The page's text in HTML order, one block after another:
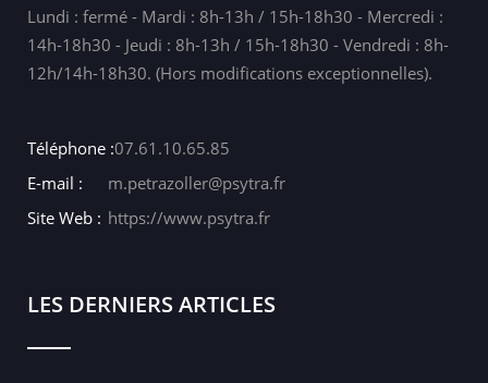
Lundi : fermé - Mardi : 8h-13h / 15h-18h30 - Mercredi :
14h-18h30 - Jeudi : 8h-13h / 15h-18h30 - Vendredi : 8h-
12h/14h-18h30. (Hors modifications exceptionnelles).
Téléphone :07.61.10.65.85
E-mail :
m.petrazoller@psytra.fr
Site Web : https://www.psytra.fr
LES DERNIERS ARTICLES